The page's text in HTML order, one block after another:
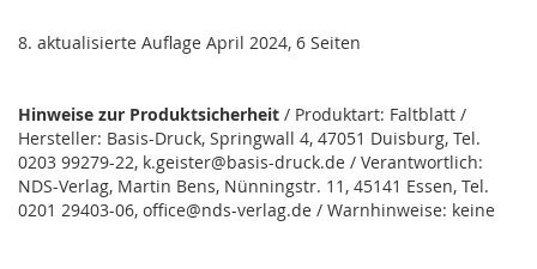
8. aktualisierte Auflage April 2024, 6 Seiten
Hinweise zur Produktsicherheit / Produktart: Faltblatt /
Hersteller: Basis-Druck, Springwall 4, 47051 Duisburg, Tel.
0203 99279-22, k.geister@basis-druck.de / Verantwortlich:
NDS-Verlag, Martin Bens, Nünningstr. 11, 45141 Essen, Tel.
0201 29403-06, office@nds-verlag.de / Warnhinweise: keine